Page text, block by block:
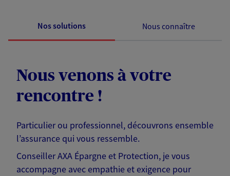
Nos solutions Nous connaître
Nous venons à votre
rencontre !
Particulier ou professionnel, découvrons ensemble
l’assurance qui vous ressemble.
Conseiller AXA Épargne et Protection, je vous
accompagne avec empathie et exigence pour